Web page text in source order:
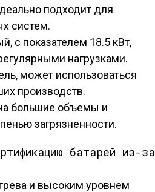
подходит для
систем.
с показателем 18.5 кВт,
нагрузками.
может использоваться
производств.
большие объемы и
загрязненности.
батарей из-за
и высоким уровнем